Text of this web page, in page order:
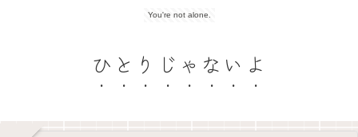
You're not alone.
ひとりじゃないよ